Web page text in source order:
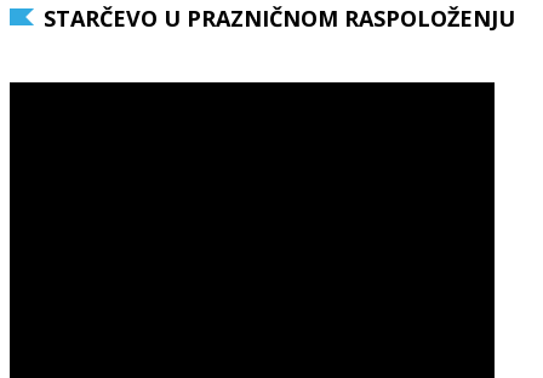
STARČEVO U PRAZNIČNOM RASPOLOŽENJU